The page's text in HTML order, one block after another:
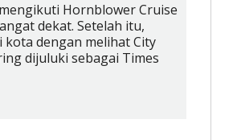
Hornblower Cruise
dekat. Setelah itu,
dengan melihat City
dijuluki sebagai Times